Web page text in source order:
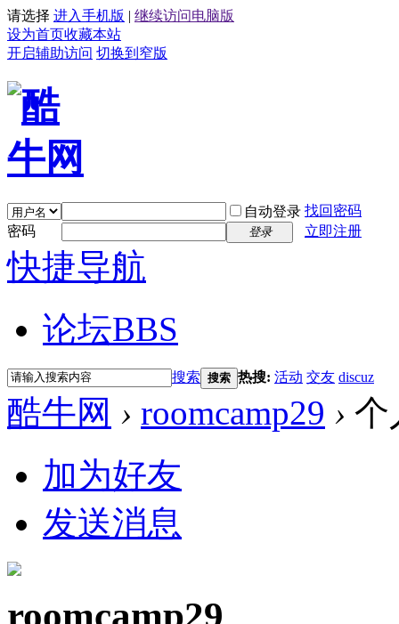
请选择 进入手机版 | 继续访问电脑版
设为首页收藏本站
开启辅助访问 切换到窄版
自动登录 找回密码
密码
登录 立即注册
快捷导航
论坛BBS
搜索 搜索 热搜: 活动 交友 discuz
酷牛网 › roomcamp29 › 个
加为好友
发送消息
roomcamp29